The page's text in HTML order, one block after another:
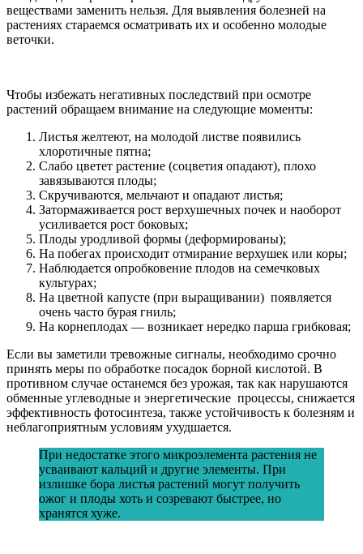
веществами заменить нельзя. Для выявления болезней на
растениях стараемся осматривать их и особенно молодые
веточки.
Чтобы избежать негативных последствий при осмотре
растений обращаем внимание на следующие моменты:
Листья желтеют, на молодой листве появились
хлоротичные пятна;
Слабо цветет растение (соцветия опадают), плохо
завязываются плоды;
Скручиваются, мельчают и опадают листья;
Затормаживается рост верхушечных почек и наоборот
усиливается рост боковых;
Плоды уродливой формы (деформированы);
На побегах происходит отмирание верхушек или коры;
Наблюдается опробковение плодов на семечковых
культурах;
На цветной капусте (при выращивании) появляется
очень часто бурая гниль;
На корнеплодах — возникает нередко парша грибковая;
Если вы заметили тревожные сигналы, необходимо срочно
принять меры по обработке посадок борной кислотой. В
противном случае останемся без урожая, так как нарушаются
обменные углеводные и энергетические процессы, снижается
эффективность фотосинтеза, также устойчивость к болезням и
неблагоприятным условиям ухудшается.
При недостатке этого микроэлемента растения не
усваивают кальций и другие элементы. При
излишке бора листья растений могут получить
ожог и плоды хоть и созревают быстрее, но
хранятся хуже.